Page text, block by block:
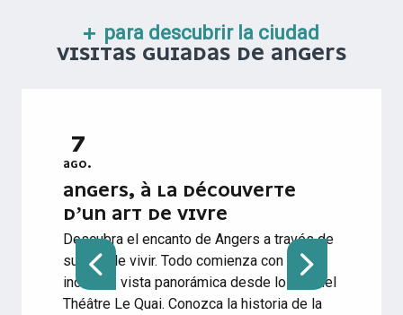
para descubrir la ciudad
VISITAS GUIADAS DE ANGERS
7
AGO.
ANGERS, À LA DÉCOUVERTE
D’UN ART DE VIVRE
Descubra el encanto de Angers a través de
su arte de vivir. Todo comienza con una
increíble vista panorámica desde lo alto del
Théâtre Le Quai. Conozca la historia de la